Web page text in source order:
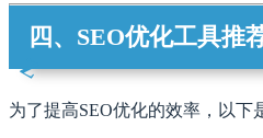
四、SEO优化工具推
为了提高SEO优化的效率，以下